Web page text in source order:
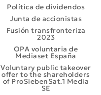
Política de dividendos
Junta de accionistas
Fusión transfronteriza
2023
OPA voluntaria de
Mediaset España
Voluntary public takeover
offer to the shareholders
of ProSiebenSat.1 Media
SE